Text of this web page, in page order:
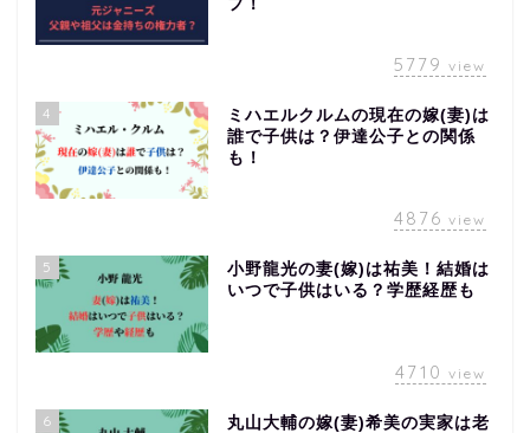
フ！
5779 view
4
ミハエルクルムの現在の嫁(妻)は
誰で子供は？伊達公子との関係
も！
4876 view
5
小野龍光の妻(嫁)は祐美！結婚は
いつで子供はいる？学歴経歴も
4710 view
6
丸山大輔の嫁(妻)希美の実家は老